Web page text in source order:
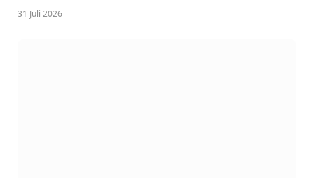
31 Juli 2026